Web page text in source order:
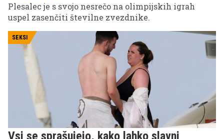
Plesalec je s svojo nesrečo na olimpijskih igrah
uspel zasenčiti številne zvezdnike.
SEKSI
Vsi se sprašujejo, kako lahko slavni